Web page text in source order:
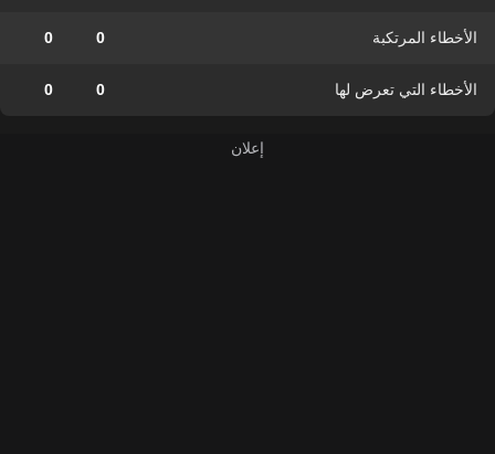
الأخطاء المرتكبة 0
0
الأخطاء التي تعرض لها 0
0